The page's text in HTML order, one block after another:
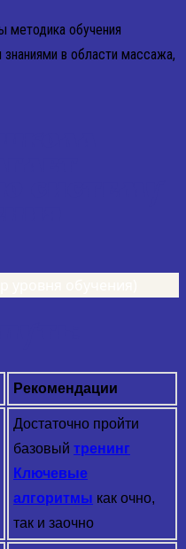
методика обучения
в области массажа,
Рекомендации
Достаточно пройти
базовый тренинг
Ключевые
алгоритмы как очно,
так и заочно